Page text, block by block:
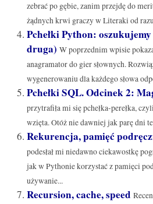
zebrać po gębie, zanim przejdę do
żądnych krwi graczy w Literaki od
Pchełki Python:
druga) W poprzednim wpisie
anagramator do gier słownych.
wygenerowaniu dla każdego słowa
Pchełki SQL. Odcinek 2:
przytrafiła mi się pchełka-perełka,
wzięta. Otóż nie dawniej jak parę dni
Rekurencja, pamięć
podesłał mi niedawno ciekawostkę
jak w Pythonie korzystać z pamięci
używanie...
Recursion, cache, speed